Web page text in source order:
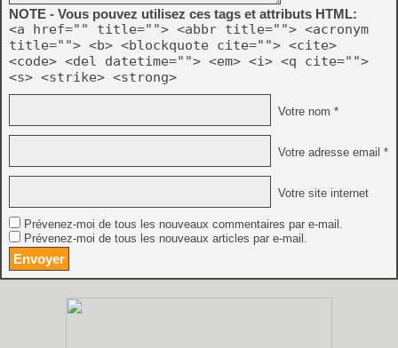
NOTE - Vous pouvez utilisez ces tags et attributs HTML:
<a href="" title=""> <abbr title=""> <acronym
title=""> <b> <blockquote cite=""> <cite>
<code> <del datetime=""> <em> <i> <q cite="">
<s> <strike> <strong>
Votre nom *
Votre adresse email *
Votre site internet
Prévenez-moi de tous les nouveaux commentaires par e-mail.
Prévenez-moi de tous les nouveaux articles par e-mail.